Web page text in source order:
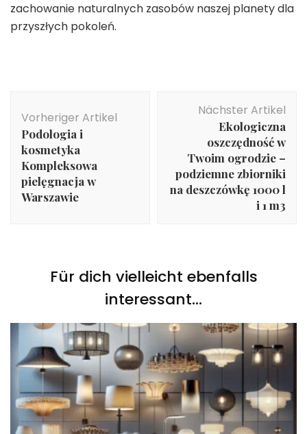
zachowanie naturalnych zasobów naszej planety dla
przyszłych pokoleń.
Vorheriger Artikel
Podologia i
kosmetyka
Kompleksowa
pielęgnacja w
Warszawie
Nächster Artikel
Ekologiczna
oszczędność w
Twoim ogrodzie –
podziemne zbiorniki
na deszczówkę 1000 l
i 1 m3
Für dich vielleicht ebenfalls
interessant...